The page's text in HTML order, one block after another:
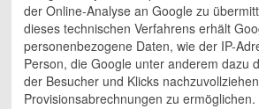
der Online-Analyse an Google zu
dieses technischen Verfahrens erhält
personenbezogene Daten, wie der IP-
Person, die Google unter anderem dazu
der Besucher und Klicks
Provisionsabrechnungen zu ermöglichen.